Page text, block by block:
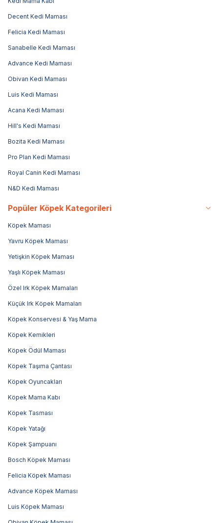
Decent Kedi Maması
Felicia Kedi Maması
Sanabelle Kedi Maması
Advance Kedi Maması
Obivan Kedi Maması
Luis Kedi Maması
Acana Kedi Maması
Hill's Kedi Maması
Bozita Kedi Maması
Pro Plan Kedi Maması
Royal Canin Kedi Maması
N&D Kedi Maması
Popüler Köpek Kategorileri
Köpek Maması
Yavru Köpek Maması
Yetişkin Köpek Maması
Yaşlı Köpek Maması
Özel Irk Köpek Mamaları
Küçük Irk Köpek Mamaları
Köpek Konservesi & Yaş Mama
Köpek Kemikleri
Köpek Ödül Maması
Köpek Taşıma Çantası
Köpek Oyuncakları
Köpek Mama Kabı
Köpek Tasması
Köpek Yatağı
Köpek Şampuanı
Bosch Köpek Maması
Felicia Köpek Maması
Advance Köpek Maması
Luis Köpek Maması